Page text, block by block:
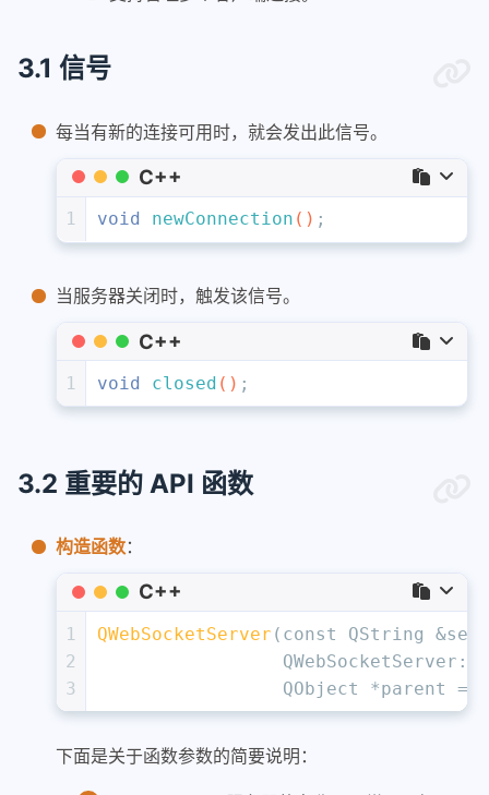
3.1 信号
每当有新的连接可用时，就会发出此信号。
C++
1 void newConnection () ;
当服务器关闭时，触发该信号。
C++
1 void closed () ;
3.2 重要的 API 函数
构造函数：
C++
1
2
3
QWebSocketServer ( const
QString
                 QObject *parent =
下面是关于函数参数的简要说明：